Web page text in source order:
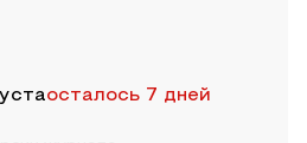
осталось 7 дней